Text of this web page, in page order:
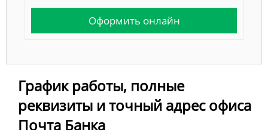
Оформить онлайн
График работы, полные
реквизиты и точный адрес офиса
Почта Банка